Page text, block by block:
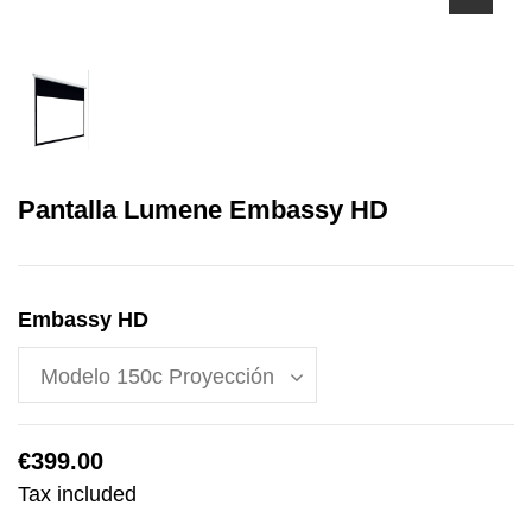
Pantalla Lumene Embassy HD
Embassy HD
€399.00
Tax included